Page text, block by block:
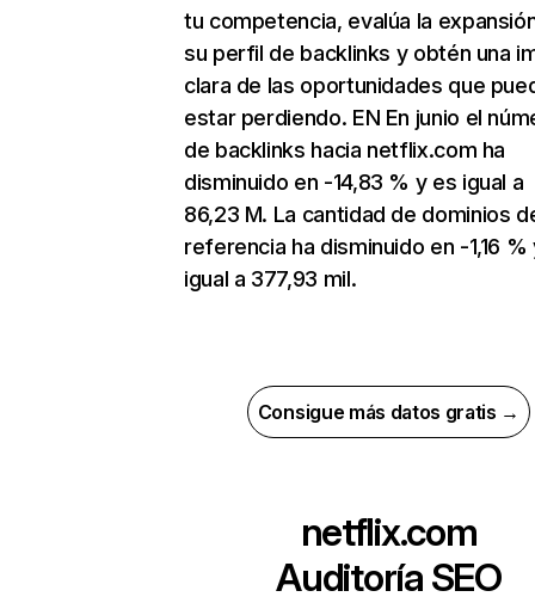
tu competencia, evalúa la
su perfil de backlinks y obtén una
clara de las oportunidades que
estar perdiendo. EN En junio el
de backlinks hacia netflix.com ha
disminuido en -14,83 % y es igual a
86,23 M. La cantidad de dominios
referencia ha disminuido en -1,16 %
igual a 377,93 mil.
Consigue más datos gratis →
netflix.com
Auditoría SEO